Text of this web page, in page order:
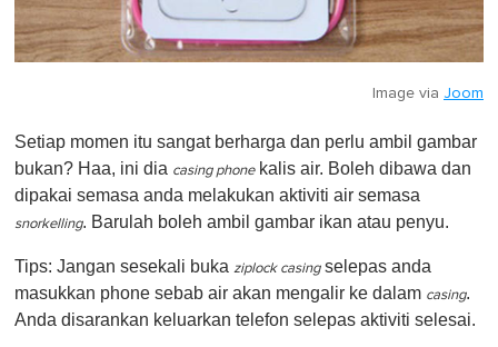
Image via Joom
Setiap momen itu sangat berharga dan perlu ambil gambar
bukan? Haa, ini dia casing phonekalis air. Boleh dibawa dan
dipakai semasa anda melakukan aktiviti air semasa
snorkelling. Barulah boleh ambil gambar ikan atau penyu.
Tips: Jangan sesekali buka ziplock casingselepas anda
masukkan phone sebab air akan mengalir ke dalam casing.
Anda disarankan keluarkan telefon selepas aktiviti selesai.